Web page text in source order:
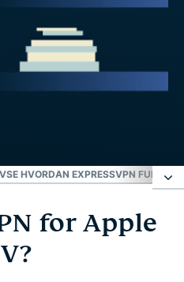
SE HVORDAN EXPRESSVPN
TV?
Apple TV?
for Apple